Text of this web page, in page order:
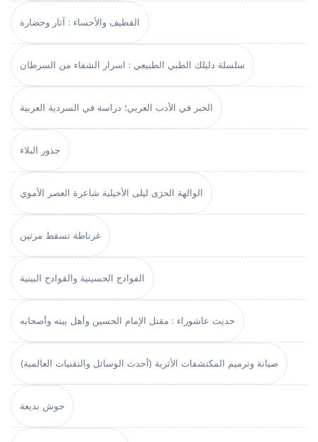
القطيف والأحساء : آثار وحضارة
سلسلة دليلك الطبي الطبيعي : اسرار الشفاء من السرطان
الخبر في الأدب العربي؛ دراسة في السردية العربية
جذور البلاء
الوالهة الحرَى ليلى الأخيلية شاعرة العصر الأموي
غرناطة تسقط مرتين
الفوادح الحسينية والقوادح البينية
حديث عاشوراء : مقتل الإمام الحسين وأهل بيته وأصحابه
صيانة وترميم المكتشفات الأثرية (أحدث الوسائل والتقنيات العالمية)
حوش بديعة